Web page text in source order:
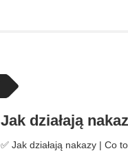
Jak działają
✅ Jak działają nakazy | Co